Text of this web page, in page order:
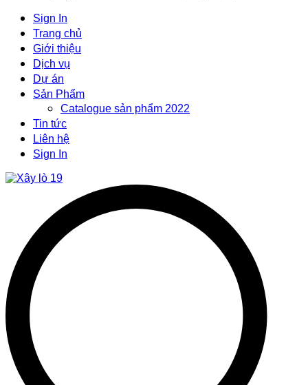
Sign In
Trang chủ
Giới thiệu
Dịch vụ
Dự án
Sản Phẩm
Catalogue sản phẩm 2022
Tin tức
Liên hệ
Sign In